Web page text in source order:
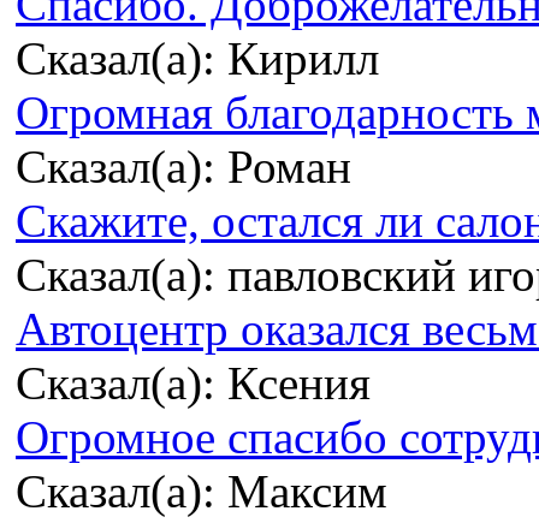
Сказал(а): Кирилл
Огромная благодарность
Сказал(а): Роман
Скажите, остался ли
Сказал(а): павловский
Автоцентр оказался
Сказал(а): Ксения
Огромное спасибо
Сказал(а): Максим